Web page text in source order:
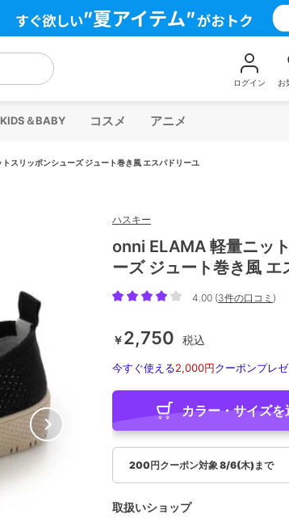
ログイン お
KIDS＆BABY コスメ アニメ
スリッポンシューズ ジュート巻き風 エスパドリーユ
ハスキー
onni ELAMA 軽量ニッ
ーズ ジュート巻き風 エ
4.00 (3件の口コミ )
￥2,750 税込
今すぐ使える2,000円クーポンプレ
カラー・サイズを
200円クーポン対象 8/6(木)まで
取扱いショップ